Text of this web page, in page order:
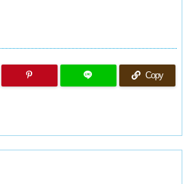
Copy